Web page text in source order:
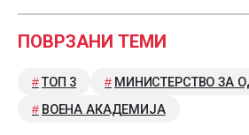
ПОВРЗАНИ ТЕМИ
ТОП 3
МИНИСТЕРСТВО ЗА
ВОЕНА АКАДЕМИЈА